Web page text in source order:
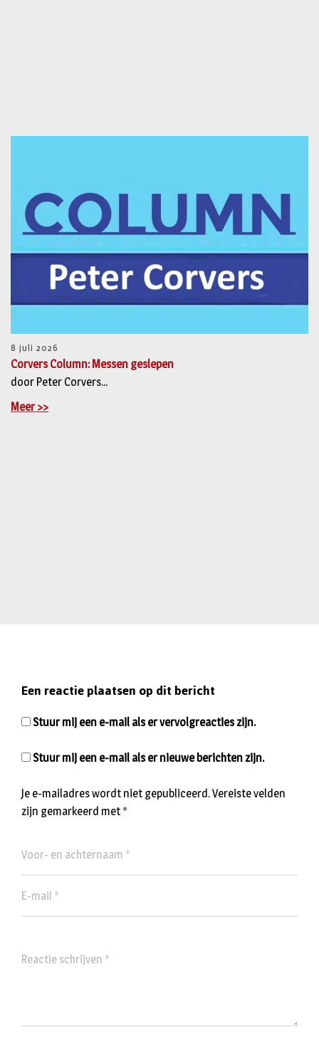
8 juli 2026
Corvers Column: Messen geslepen
door Peter Corvers...
Meer >>
Een reactie plaatsen op dit bericht
Je e-mailadres wordt niet gepubliceerd.Vereiste velden
zijn gemarkeerd met *
Stuur mij een e-mail als er vervolgreacties zijn.
Stuur mij een e-mail als er nieuwe berichten zijn.